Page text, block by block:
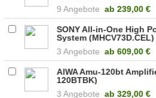
9 Angebote ab 239,00 €
SONY All-in-One High
System (MHCV73D.CEL)
3 Angebote ab 609,00 €
AIWA Amu-120bt
120BTBK)
3 Angebote ab 329,00 €